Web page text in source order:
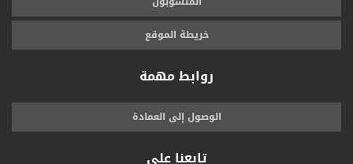
خريطة الموقع
روابط مهمة
الوصول إلى العمادة
تابعنا على